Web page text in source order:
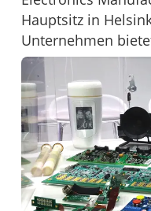
Hauptsitz in
Unternehmen